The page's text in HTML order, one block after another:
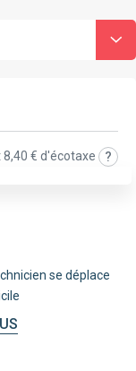
8,40 € d'écotaxe
se déplace